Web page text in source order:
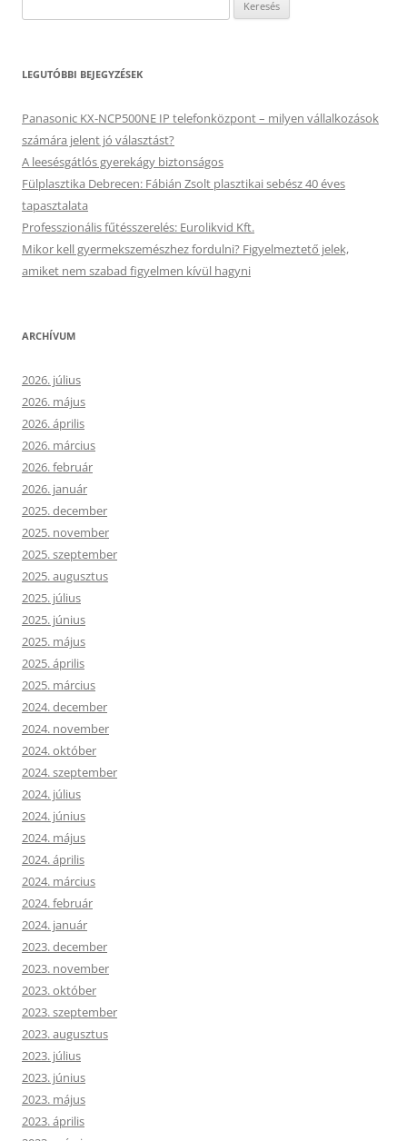
LEGUTÓBBI BEJEGYZÉSEK
Panasonic KX-NCP500NE IP telefonközpont – milyen vállalkozások
számára jelent jó választást?
A leesésgátlós gyerekágy biztonságos
Fülplasztika Debrecen: Fábián Zsolt plasztikai sebész 40 éves
tapasztalata
Professzionális fűtésszerelés: Eurolikvid Kft.
Mikor kell gyermekszemészhez fordulni? Figyelmeztető jelek,
amiket nem szabad figyelmen kívül hagyni
ARCHÍVUM
2026. július
2026. május
2026. április
2026. március
2026. február
2026. január
2025. december
2025. november
2025. szeptember
2025. augusztus
2025. július
2025. június
2025. május
2025. április
2025. március
2024. december
2024. november
2024. október
2024. szeptember
2024. július
2024. június
2024. május
2024. április
2024. március
2024. február
2024. január
2023. december
2023. november
2023. október
2023. szeptember
2023. augusztus
2023. július
2023. június
2023. május
2023. április